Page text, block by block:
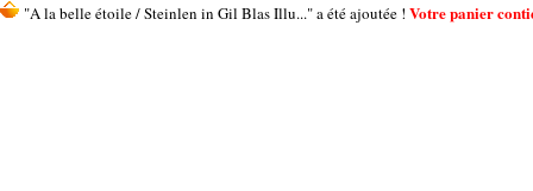
"A la belle étoile / Steinlen in Gil Blas Illu..." a été ajoutée ! Votre panier